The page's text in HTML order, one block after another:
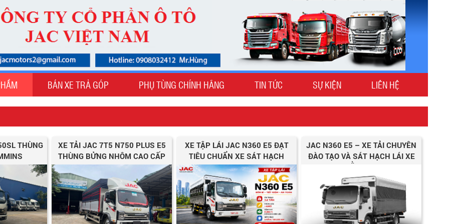
BÁN XE TRẢ GÓP PHỤ TÙNG CHÍNH HÃNG TIN TỨC SỰ KIỆN LIÊN HỆ
THÙNG
XE TẢI JAC 7T5 N750 PLUS E5
THÙNG BỬNG NHÔM CAO CẤP
XE TẬP LÁI JAC N360 E5 ĐẠT
TIÊU CHUẨN XE SÁT HẠCH
HẠNG C1
JAC N360 E5 – XE TẢI CHUYÊN
ĐÀO TẠO VÀ SÁT HẠCH LÁI XE